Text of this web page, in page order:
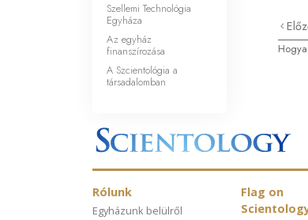
Szellemi Technológia
Egyháza
Az egyház
finanszírozása
A Szcientológia a
társadalomban
Rólunk
Egyházunk belülről
Flag on